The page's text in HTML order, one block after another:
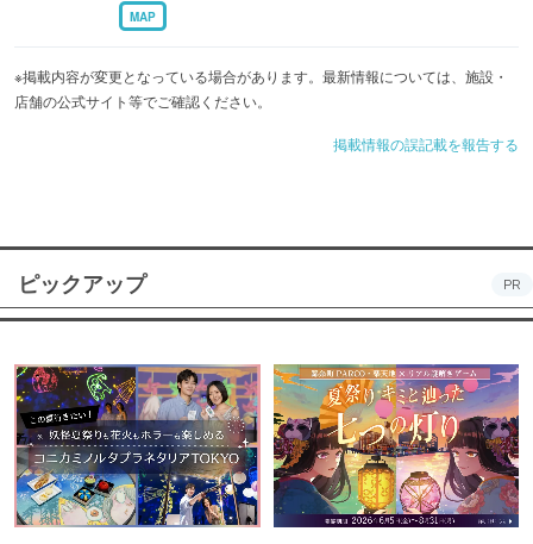
MAP
※掲載内容が変更となっている場合があります。最新情報については、施設・
店舗の公式サイト等でご確認ください。
掲載情報の誤記載を報告する
ピックアップ PR